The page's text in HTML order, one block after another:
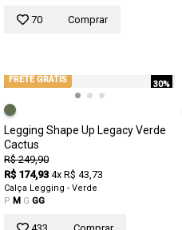
70 Comprar
30%
FRETE GRÁTIS
Legging Shape Up Legacy Verde
Cactus
R$ 249,90
R$ 174,93 4x R$ 43,73
Calça Legging - Verde
P M G GG